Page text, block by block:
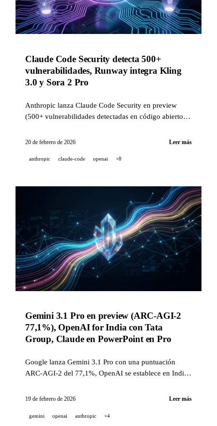
Claude Code Security detecta 500+
vulnerabilidades, Runway integra Kling
3.0 y Sora 2 Pro
Anthropic lanza Claude Code Security en preview
(500+ vulnerabilidades detectadas en código abierto),
GitHub Copilot extiende su selector de modelos a
20 de febrero de 2026 Leer más
anthropic claude-code openai +8
Gemini 3.1 Pro en preview (ARC-AGI-2
77,1%), OpenAI for India con Tata
Group, Claude en PowerPoint en Pro
Google lanza Gemini 3.1 Pro con una puntuación
ARC-AGI-2 del 77,1%, OpenAI se establece en India
Anthropic abre Claude en PowerPoint a los planes Pro
Realtime.
19 de febrero de 2026 Leer más
gemini openai anthropic +4